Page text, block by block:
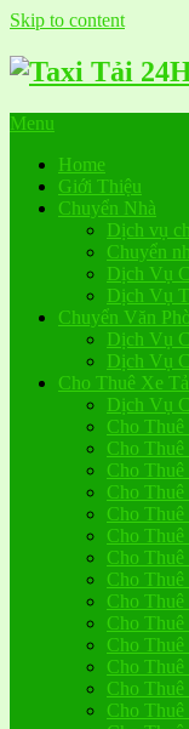
Skip to content
Menu
Home
Giới Thiệu
Chuyển Nhà
Dịch vụ
Chuyển
Dịch Vụ
Dịch Vụ
Chuyển Văn
Dịch Vụ
Dịch Vụ
Cho Thuê Xe
Dịch Vụ
Cho
Cho
Cho
Cho
Cho
Cho
Cho Thuê
Cho
Cho
Cho
Cho
Cho
Cho
Cho